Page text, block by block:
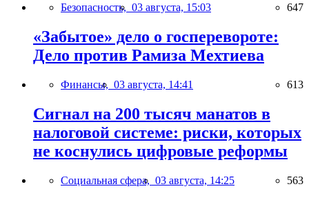
Безопасность, 03 августа, 15:03 647
«Забытое» дело о госперевороте:
Дело против Рамиза Мехтиева
Финансы, 03 августа, 14:41 613
Сигнал на 200 тысяч манатов в
налоговой системе: риски, которых
не коснулись цифровые реформы
Социальная сфера, 03 августа, 14:25 563